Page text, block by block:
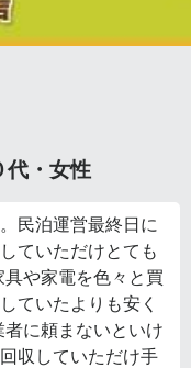
代・女性
民泊運営最終日に
ていただけとても
や家電を色々と買
ていたよりも安く
に頼まないといけ
収していただけ手